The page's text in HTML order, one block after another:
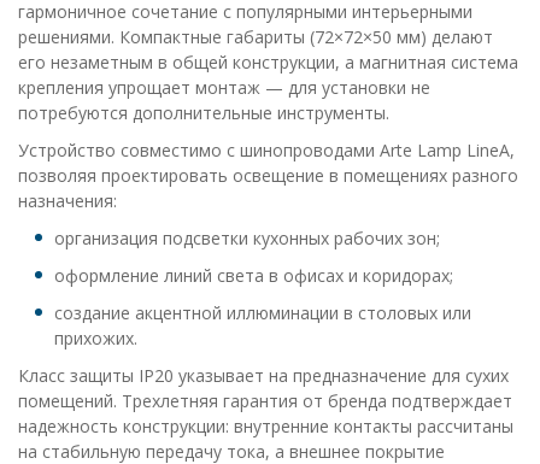
гармоничное сочетание с популярными интерьерными
решениями. Компактные габариты (72×72×50 мм) делают
его незаметным в общей конструкции, а магнитная система
крепления упрощает монтаж — для установки не
потребуются дополнительные инструменты.
Устройство совместимо с шинопроводами Arte Lamp LineA,
позволяя проектировать освещение в помещениях разного
назначения:
организация подсветки кухонных рабочих зон;
оформление линий света в офисах и коридорах;
создание акцентной иллюминации в столовых или
прихожих.
Класс защиты IP20 указывает на предназначение для сухих
помещений. Трехлетняя гарантия от бренда подтверждает
надежность конструкции: внутренние контакты рассчитаны
на стабильную передачу тока, а внешнее покрытие